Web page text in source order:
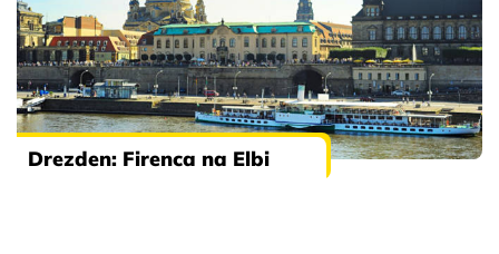
Drezden: Firenca na Elbi